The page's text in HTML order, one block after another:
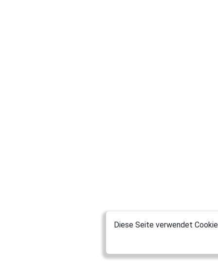
Diese Seite verwendet